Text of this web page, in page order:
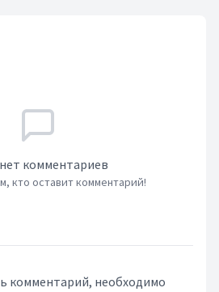
комментариев
кто оставит комментарий!
комментарий, необходимо